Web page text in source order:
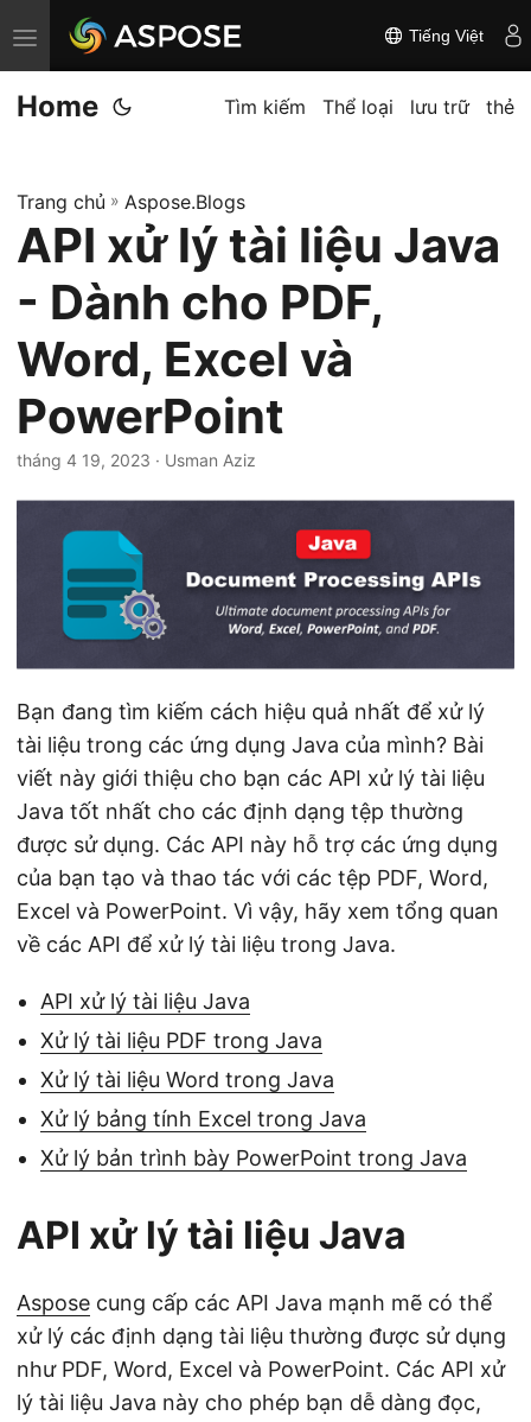
C
h
u
n
đ
i
đ
i
ề
u
h
ư
Tiếng Việt
Home Tìm kiếm Thể loại lưu trữ thẻ
Trang chủ » Aspose.Blogs
API xử lý tài liệu Java
- Dành cho PDF,
Word, Excel và
PowerPoint
tháng 4 19, 2023 · Usman Aziz
Bạn đang tìm kiếm cách hiệu quả nhất để xử lý
tài liệu trong các ứng dụng Java của mình? Bài
viết này giới thiệu cho bạn các API xử lý tài liệu
Java tốt nhất cho các định dạng tệp thường
được sử dụng. Các API này hỗ trợ các ứng dụng
của bạn tạo và thao tác với các tệp PDF, Word,
Excel và PowerPoint. Vì vậy, hãy xem tổng quan
về các API để xử lý tài liệu trong Java.
API xử lý tài liệu Java
Xử lý tài liệu PDF trong Java
Xử lý tài liệu Word trong Java
Xử lý bảng tính Excel trong Java
Xử lý bản trình bày PowerPoint trong Java
API xử lý tài liệu Java
Aspose cung cấp các API Java mạnh mẽ có thể
xử lý các định dạng tài liệu thường được sử dụng
như PDF, Word, Excel và PowerPoint. Các API xử
lý tài liệu Java này cho phép bạn dễ dàng đọc,